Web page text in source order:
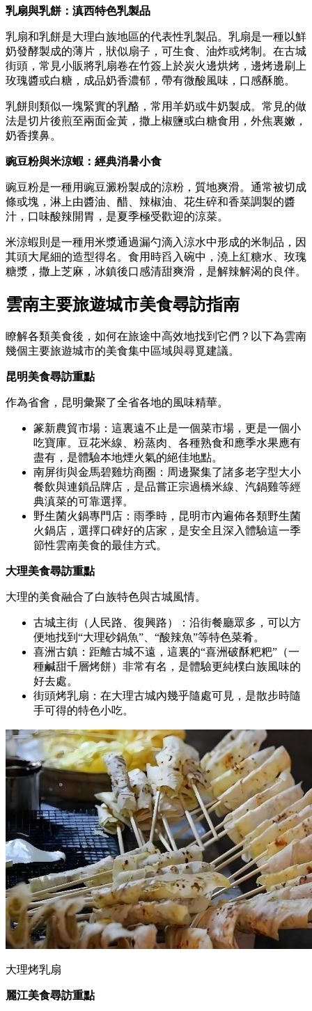
乳扇與乳餅：滇西特色乳製品
乳扇和乳餅是大理白族地區的代表性乳製品。乳扇是一種以鮮
奶發酵製成的薄片，狀似扇子，可生食、油炸或烤制。在古城
街頭，常見小販將乳扇卷在竹簽上於炭火邊烘烤，邊烤邊刷上
玫瑰醬或白糖，成品奶香濃郁，帶有微酸風味，口感酥脆。
乳餅則類似一塊緊實的乳酪，常用羊奶或牛奶製成。常見的做
法是切片後煎至兩面金黃，撒上椒鹽或白糖食用，外焦裏嫩，
奶香撲鼻。
豌豆粉與米涼蝦：經典消暑小食
豌豆粉是一種用豌豆澱粉製成的涼粉，質地爽滑。通常被切成
條或塊，淋上由醬油、醋、辣椒油、花生碎和香菜調製的醬
汁，口味酸辣開胃，是夏季極受歡迎的涼菜。
米涼蝦則是一種用米漿通過漏勺滴入涼水中形成的米制品，因
其頭大尾細的造型得名。食用時舀入碗中，澆上紅糖水、玫瑰
糖漿，撒上芝麻，冰鎮後口感清甜爽滑，是解辣解渴的良伴。
雲南主要旅遊城市美食尋訪指南
瞭解各類美食後，如何在旅途中高效地找到它們？以下為雲南
幾個主要旅遊城市的美食集中區域與尋覓建議。
昆明美食尋訪重點
作為省會，昆明彙聚了全省各地的風味精華。
篆新農貿市場：這裏遠不止是一個菜市場，更是一個小
吃寶庫。豆花米線、粉蒸肉、各種熟食和應季水果應有
盡有，是體驗本地煙火氣的絕佳地點。
南屏街與金馬碧雞坊商圈：周邊聚集了諸多老字型大小
餐飲與連鎖品牌店，是品嘗正宗過橋米線、汽鍋雞等經
典滇菜的可靠選擇。
野生菌火鍋專門店：雨季時，昆明市內遍佈各類野生菌
火鍋店，選擇口碑好的店家，是安全且深入體驗這一季
節性雲南美食的最佳方式。
大理美食尋訪重點
大理的美食融合了白族特色與古城風情。
古城主街（人民路、復興路）：沿街餐廳眾多，可以方
便地找到“大理砂鍋魚”、“酸辣魚”等特色菜肴。
喜洲古鎮：距離古城不遠，這裏的“喜洲破酥粑粑”（一
種鹹甜千層烤餅）非常有名，是體驗更純樸白族風味的
好去處。
街頭烤乳扇：在大理古城內幾乎隨處可見，是散步時隨
手可得的特色小吃。
大理烤乳扇
麗江美食尋訪重點